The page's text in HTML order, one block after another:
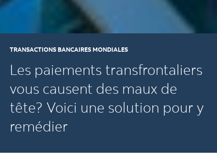
TRANSACTIONS BANCAIRES MONDIALES
Les paiements transfrontaliers
vous causent des maux de
tête? Voici une solution pour y
remédier